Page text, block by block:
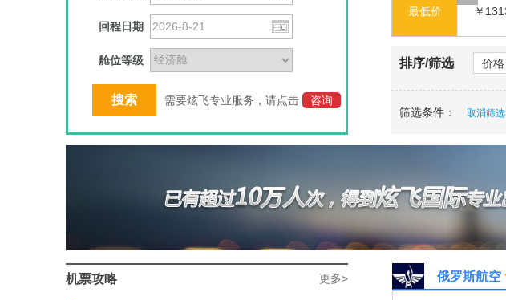
回程日期
舱位等级
需要炫飞专业服务，请点击 咨询
最低价
￥1311 ￥1313
排序/筛选 价格
筛选条件： 取消筛选
机票攻略 更多> 俄罗斯航空